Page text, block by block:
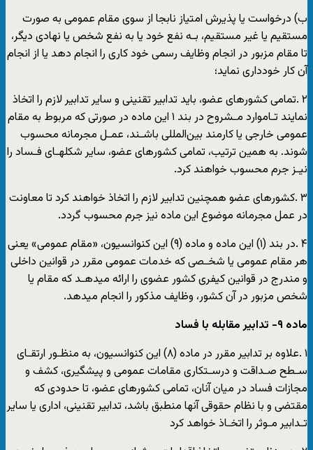
ب) درخواست یا پذیرش امتیاز نابجا از سوی مقام عمومی به صورت
مستقیم یا غیر مستقیم، بـه نفع خود یا به نفع شخص یا نهادی دیگر،
تا مقام مزبور در انجام وظایف رسمی خود کاری را انجام دهد یا از انجام
آن کار خودداری نماید؛
٢ .تمامی کشورهای عضو، باید تدابیر تقنینی و سایر تدابیر لازم را اتخاذ
نمایند تـاموارد مـشروح در بند ١ این ماده در صورتی که مربوط به مقام
عمومی خارجی یا کارمند بین‌المللی باشـند، عمـل مجرمانه محسوب
شوند. به همین ترتیب، تمامی کشورهای عضو، سایر شکلهـای فـساد را
نیـز جرم محسوب خواهند کرد.
٣ .کشورهای عضو همچنین تدابیر لازم را اتخاذ خواهند کرد تا معاونت
در عمل مجرمانه موضوع این ماده نیز جرم محسوب گردد.
۴ .در بند (۱) این ماده و ماده (۹) این کنوانسیون، «مقام عمومی» یعنی
هر مقام عمومی یا شخـصی که خدمات عمومی مقرر در قوانین داخلی
و مندرج در قوانین کیفری کشور عضوی را ارائه میدهـد که مقام یا
شخص مزبور در آن کشور، وظایف مذکور را انجام میدهد.
ماده ٩- تدابیر مقابله با فساد
١ .علاوه بر تدابیر مقرر در ماده (٨) این کنوانسیون، به منظـور ارتقـای
سـطح صـداقت و درسـتکاری مقامات عمومی و پیشگیری، کشف و
مجازات فساد در میان آنان، تمامی کشورهای عضو، تا حدودی که
مقتضی و با نظام حقوقی آنها منطبق باشد، تدابیر تقنینی، اداری یا سایر
تـدابیر مـوثر را اتخـاذ خواهد کرد